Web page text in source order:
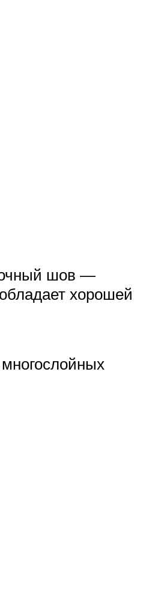
шов —
хорошей